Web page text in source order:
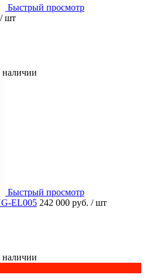
Быстрый просмотр
/ шт
Быстрый просмотр
EL005 242 000 руб. / шт